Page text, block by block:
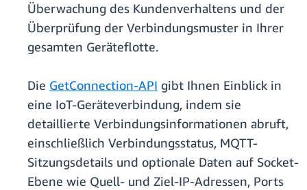
Überwachung des Kundenverhaltens und der
Überprüfung der Verbindungsmuster in Ihrer
gesamten Geräteflotte.
Die GetConnection-API gibt Ihnen Einblick in
eine IoT-Geräteverbindung, indem sie
detaillierte Verbindungsinformationen abruft,
einschließlich Verbindungsstatus, MQTT-
Sitzungsdetails und optionale Daten auf Socket-
Ebene wie Quell- und Ziel-IP-Adressen, Ports